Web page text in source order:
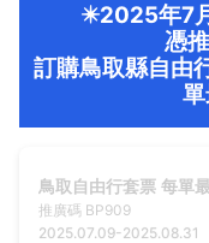
✴️2025年7
憑
訂購鳥取縣自由
鳥取自由行套票 每單
推廣碼 BP909
2025.07.09-2025.08.31